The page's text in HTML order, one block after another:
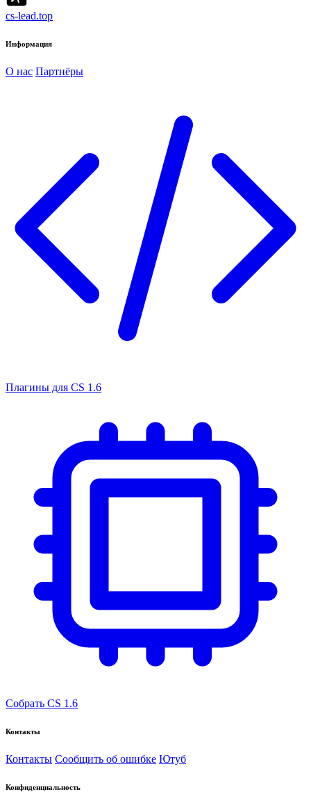
cs-lead.top
Информация
О нас Партнёры
Плагины для CS 1.6
Собрать CS 1.6
Контакты
Контакты Сообщить об ошибке Ютуб
Конфиденциальность